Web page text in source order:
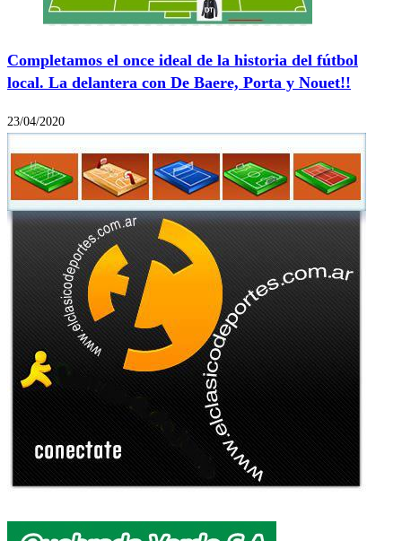
Completamos el once ideal de la historia del fútbol
local. La delantera con De Baere, Porta y Nouet!!
23/04/2020